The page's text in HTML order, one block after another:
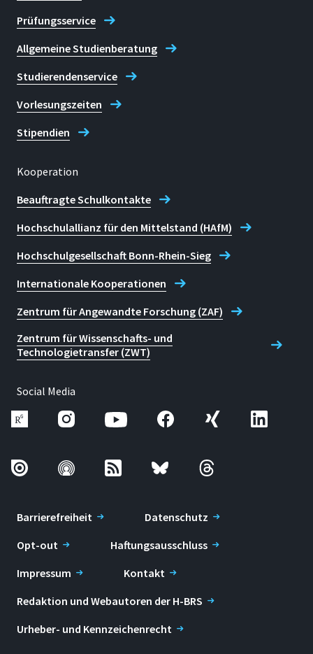
Prüfungsservice
Allgemeine Studienberatung
Studierendenservice
Vorlesungszeiten
Stipendien
Kooperation
Beauftragte Schulkontakte
Hochschulallianz für den Mittelstand (HAfM)
Hochschulgesellschaft Bonn-Rhein-Sieg
Internationale Kooperationen
Zentrum für Angewandte Forschung (ZAF)
Zentrum für Wissenschafts- und
Technologietransfer (ZWT)
Social Media
Barrierefreiheit
Datenschutz
Opt-out
Haftungsausschluss
Impressum
Kontakt
Redaktion und Webautoren der H-BRS
Urheber- und Kennzeichenrecht